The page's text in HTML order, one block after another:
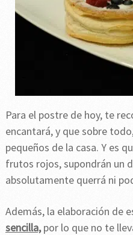
Para el postre de hoy, te
encantará, y que sobre
pequeños de la casa. Y es
frutos rojos, supondrán un
absolutamente querrá ni
Además, la elaboración de
sencilla,por lo que no te